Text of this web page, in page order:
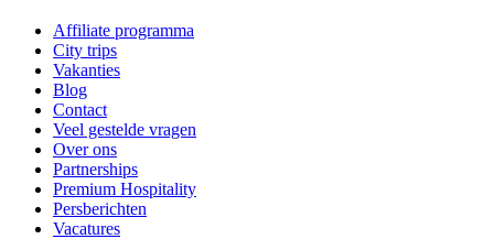
Affiliate programma
City trips
Vakanties
Blog
Contact
Veel gestelde vragen
Over ons
Partnerships
Premium Hospitality
Persberichten
Vacatures